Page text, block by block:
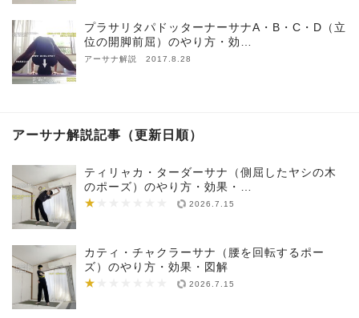
プラサリタパドッターナーサナA・B・C・D（立
位の開脚前屈）のやり方・効…
アーサナ解説 2017.8.28
アーサナ解説記事（更新日順）
ティリャカ・ターダーサナ（側屈したヤシの木
のポーズ）のやり方・効果・…
★
★★★★★★★ 2026.7.15
カティ・チャクラーサナ（腰を回転するポー
ズ）のやり方・効果・図解
★
★★★★★★★ 2026.7.15